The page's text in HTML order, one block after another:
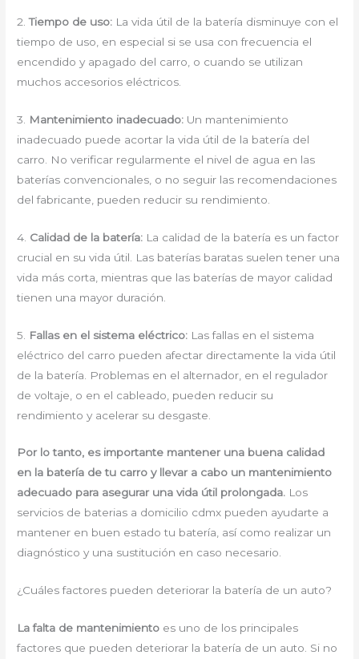
2.Tiempo de uso: La vida útil de la batería disminuye con el
tiempo de uso, en especial si se usa con frecuencia el
encendido y apagado del carro, o cuando se utilizan
muchos accesorios eléctricos.
3. Mantenimiento inadecuado: Un mantenimiento
inadecuado puede acortar la vida útil de la batería del
carro. No verificar regularmente el nivel de agua en las
baterías convencionales, o no seguir las recomendaciones
del fabricante, pueden reducir su rendimiento.
4. Calidad de la batería: La calidad de la batería es un factor
crucial en su vida útil. Las baterías baratas suelen tener una
vida más corta, mientras que las baterías de mayor calidad
tienen una mayor duración.
5. Fallas en el sistema eléctrico: Las fallas en el sistema
eléctrico del carro pueden afectar directamente la vida útil
de la batería. Problemas en el alternador, en el regulador
de voltaje, o en el cableado, pueden reducir su
rendimiento y acelerar su desgaste.
Por lo tanto, es importante mantener una buena calidad
en la batería de tu carro y llevar a cabo un mantenimiento
adecuado para asegurar una vida útil prolongada. Los
servicios de baterias a domicilio cdmx pueden ayudarte a
mantener en buen estado tu batería, así como realizar un
diagnóstico y una sustitución en caso necesario.
¿Cuáles factores pueden deteriorar la batería de un auto?
La falta de mantenimiento es uno de los principales
factores que pueden deteriorar la batería de un auto. Si no